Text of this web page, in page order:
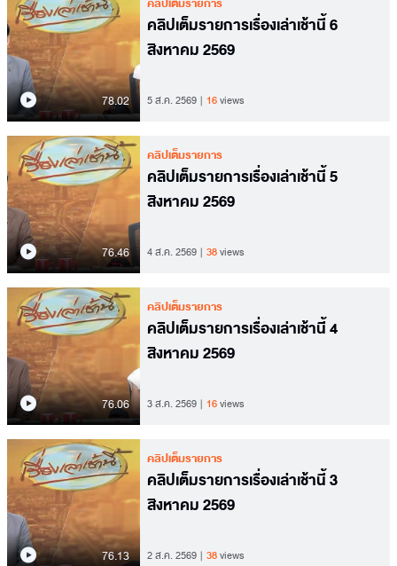
78.02
คลิปเต็มรายการเรื่องเล่าเช้านี้ 6
สิงหาคม 2569
5 ส.ค. 2569 16views
76.46
คลิปเต็มรายการ
คลิปเต็มรายการเรื่องเล่าเช้านี้ 5
สิงหาคม 2569
4 ส.ค. 2569 38views
76.06
คลิปเต็มรายการ
คลิปเต็มรายการเรื่องเล่าเช้านี้ 4
สิงหาคม 2569
3 ส.ค. 2569 16views
76.13
คลิปเต็มรายการ
คลิปเต็มรายการเรื่องเล่าเช้านี้ 3
สิงหาคม 2569
2 ส.ค. 2569 38views